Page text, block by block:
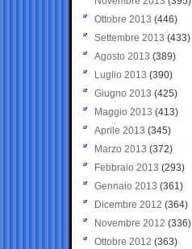
Ottobre 2013 (446)
Settembre 2013 (433)
Agosto 2013 (389)
Luglio 2013 (390)
Giugno 2013 (425)
Maggio 2013 (413)
Aprile 2013 (345)
Marzo 2013 (372)
Febbraio 2013 (293)
Gennaio 2013 (361)
Dicembre 2012 (364)
Novembre 2012 (336)
Ottobre 2012 (363)